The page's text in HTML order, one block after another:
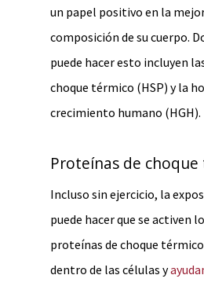
un papel positivo en la
composición de su cuerpo.
puede hacer esto incluyen
choque térmico (HSP) y la
crecimiento humano (HGH).
Proteínas de
Incluso sin ejercicio, la
puede hacer que se activen
proteínas de choque
dentro de las células y